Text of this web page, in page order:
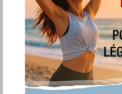
Bonjour ou bonsoir à tous.
Je n'y comprends rien avant
rester sur facebook, j'étais
et maintenant c'est sur
facebook plus facilement
Donc, dimance je suis allée
la journée. Regardez ce
bientôt fleurir.